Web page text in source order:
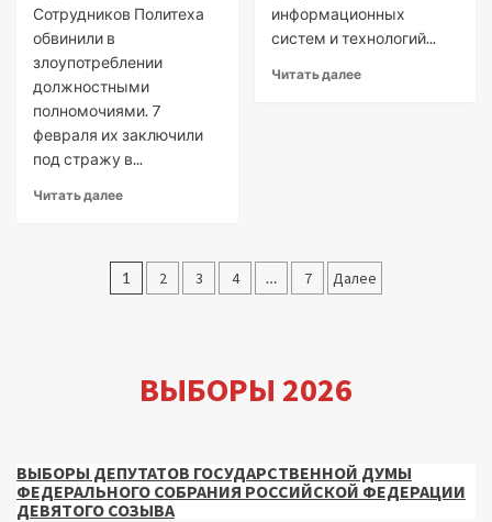
Сотрудников Политеха
обвинили в
злоупотреблении
должностными
полномочиями. 7
февраля их заключили
под стражу в...
Читать далее
информационных
систем и технологий...
Читать далее
Пагинация
1 2 3 4 … 7 Далее
ВЫБОРЫ 2026
ВЫБОРЫ ДЕПУТАТОВ ГОСУДАРСТВЕННОЙ ДУМЫ
ФЕДЕРАЛЬНОГО СОБРАНИЯ РОССИЙСКОЙ ФЕДЕРАЦИИ
ДЕВЯТОГО СОЗЫВА